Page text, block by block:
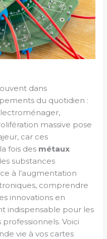
dans
du quotidien :
massive pose
car ces
fois des métaux
substances
à l’augmentation
comprendre
innovations en
indispensable pour les
Voici
vie à vos cartes